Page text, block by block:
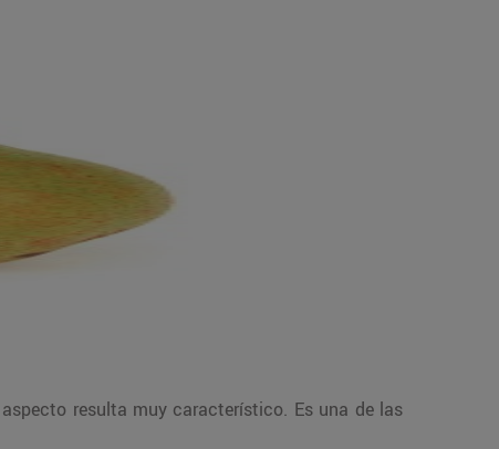
resulta muy característico. Es una de las